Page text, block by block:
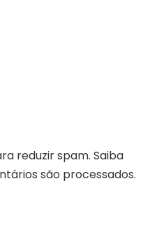
reduzir spam. Saiba
são processados.